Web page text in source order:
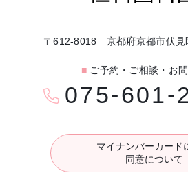
〒612-8018 京都府京都市伏見
■ ご予約・ご相談・お
075-601-
マイナンバーカード
同意について